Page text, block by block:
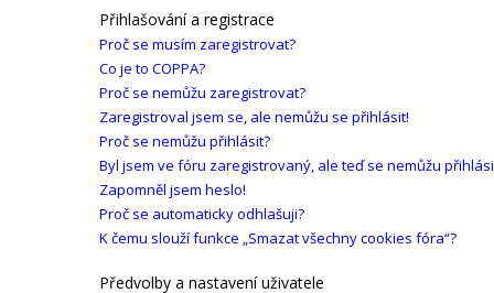
Přihlašování a registrace
Proč se musím zaregistrovat?
Co je to COPPA?
Proč se nemůžu zaregistrovat?
Zaregistroval jsem se, ale nemůžu se přihlásit!
Proč se nemůžu přihlásit?
Byl jsem ve fóru zaregistrovaný, ale teď se nemůžu
Zapomněl jsem heslo!
Proč se automaticky odhlašuji?
K čemu slouží funkce „Smazat všechny cookies fóra“?
Předvolby a nastavení uživatele